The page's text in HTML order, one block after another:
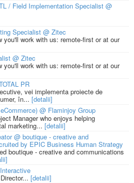
/ Field Implementation Specialist @
Specialist @ Zitec
you'll work with us: remote-first or at our
@ Zitec
you'll work with us: remote-first or at our
PR
vei implementa proiecte de
în... [detalii]
@ Flaminjoy Group
Manager who enjoys helping
marketing... [detalii]
@ boutique - creative and
by EPIC Business Human Strategy
boutique - creative and communications
[detalii]